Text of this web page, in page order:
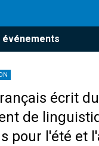
événements
écrit du
de
pour l'été et